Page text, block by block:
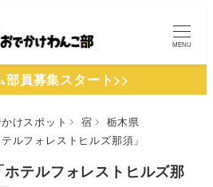
MENU
部員募集スタート>>
けスポット 宿
栃木県
ルフォレストヒルズ那須」
ホテルフォレストヒルズ那